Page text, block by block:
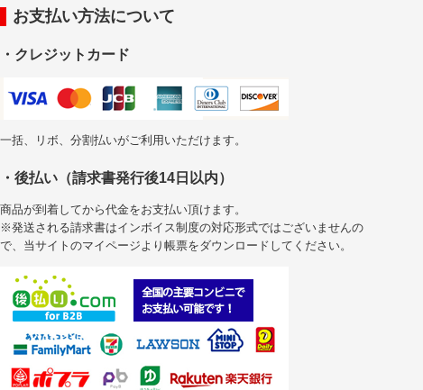
お支払い方法について
・クレジットカード
一括、リボ、分割払いがご利用いただけます。
・後払い（請求書発行後14日以内）
商品が到着してから代金をお支払い頂けます。
※発送される請求書はインボイス制度の対応形式ではございませんの
で、当サイトのマイページより帳票をダウンロードしてください。